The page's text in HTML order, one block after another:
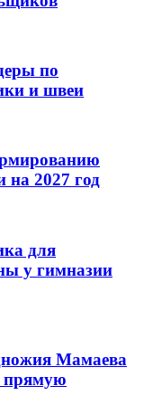
по
и швеи
на 2027 год
для
у гимназии
Мамаева
прямую